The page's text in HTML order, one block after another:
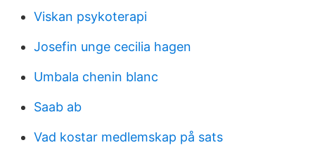
Viskan psykoterapi
Josefin unge cecilia hagen
Umbala chenin blanc
Saab ab
Vad kostar medlemskap på sats